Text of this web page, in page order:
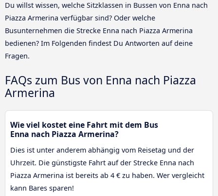
Du willst wissen, welche Sitzklassen in Bussen von Enna nach
Piazza Armerina verfügbar sind? Oder welche
Busunternehmen die Strecke Enna nach Piazza Armerina
bedienen? Im Folgenden findest Du Antworten auf deine
Fragen.
FAQs zum Bus von Enna nach Piazza
Armerina
Wie viel kostet eine Fahrt mit dem Bus
Enna nach Piazza Armerina?
Dies ist unter anderem abhängig vom Reisetag und der
Uhrzeit. Die günstigste Fahrt auf der Strecke Enna nach
Piazza Armerina ist bereits ab 4 € zu haben. Wer vergleicht
kann Bares sparen!